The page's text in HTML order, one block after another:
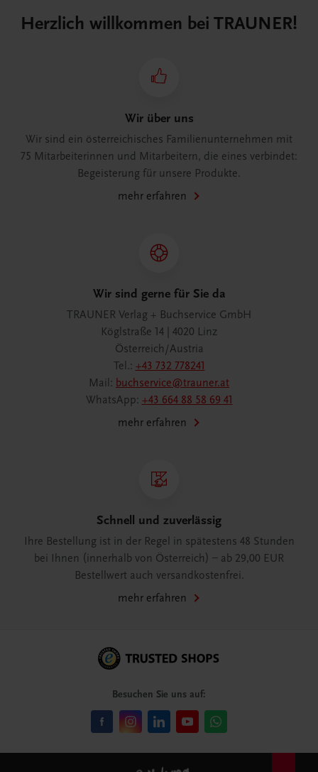
Herzlich willkommen bei TRAUNER!
Wir über uns
Wir sind ein österreichisches Familienunternehmen mit
75 Mitarbeiterinnen und Mitarbeitern, die eines verbindet:
Begeisterung für unsere Produkte.
mehr erfahren
Wir sind gerne für Sie da
TRAUNER Verlag + Buchservice GmbH
Köglstraße 14 | 4020 Linz
Österreich/Austria
Tel.: +43 732 778241
Mail: buchservice@trauner.at
WhatsApp: +43 664 88 58 69 41
mehr erfahren
Schnell und zuverlässig
Ihre Bestellung ist in der Regel in spätestens 48 Stunden
bei Ihnen (innerhalb von Österreich) – ab 29,00 EUR
Bestellwert auch versandkostenfrei.
mehr erfahren
Besuchen Sie uns auf: